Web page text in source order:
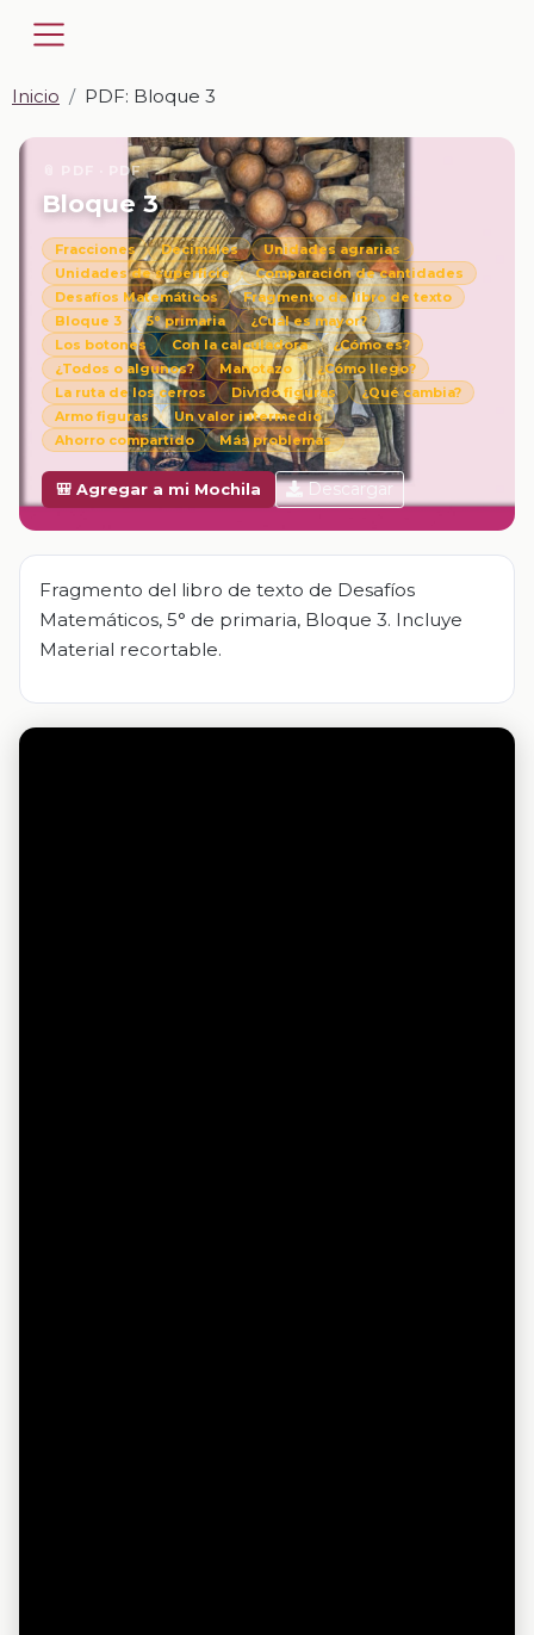
Inicio PDF: Bloque 3
📎 PDF · PDF
Bloque 3
Fracciones Decimales
Unidades agrarias
Unidades de superficie
Comparación de cantidades
Desafíos Matemáticos
Fragmento de libro de texto
Bloque 3
5° primaria
¿Cuál es mayor?
Los botones
Con la calculadora
¿Cómo es?
¿Todos o algunos?
Manotazo
¿Cómo llego?
La ruta de los cerros
Divido figuras
¿Qué cambia?
Armo figuras
Un valor intermedio
Ahorro compartido
Más problemas
🎒 Agregar a mi Mochila Descargar
Fragmento del libro de texto de Desafíos
Matemáticos, 5° de primaria, Bloque 3. Incluye
Material recortable.